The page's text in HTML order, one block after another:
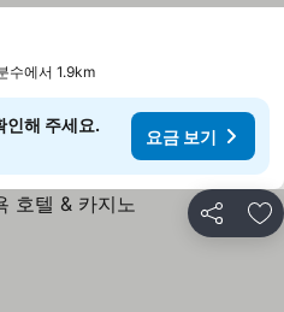
수에서 1.9km
인해 주세요.
요금 보기
공유 즐